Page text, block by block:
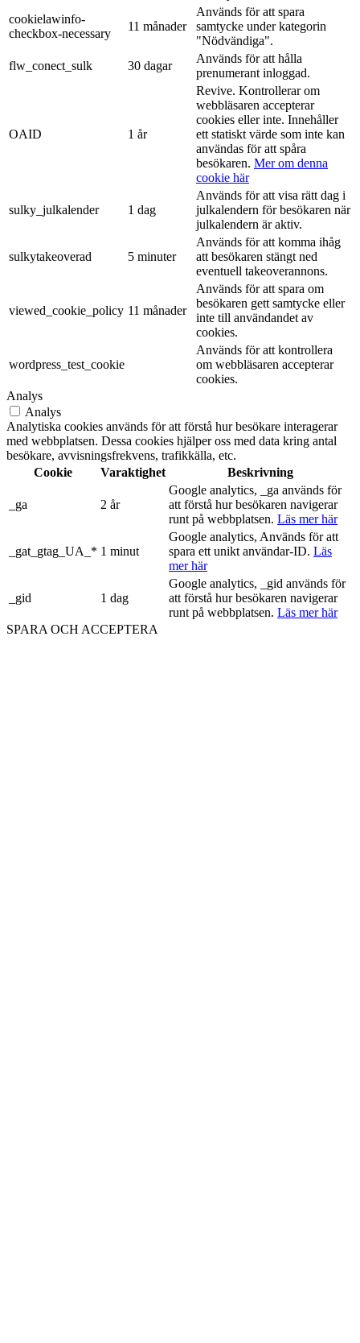
cookielawinfo-
checkbox-necessary
11 månader
Används för att spara
samtycke under kategorin
"Nödvändiga".
flw_conect_sulk
30 dagar
Används för att hålla
prenumerant inloggad.
OAID 1 år
Revive. Kontrollerar om
webbläsaren accepterar
cookies eller inte. Innehåller
ett statiskt värde som inte kan
användas för att spåra
besökaren. Mer om denna
cookie här
sulky_julkalender 1 dag
Används för att visa rätt dag i
julkalendern för besökaren när
julkalendern är aktiv.
sulkytakeoverad 5 minuter
Används för att komma ihåg
att besökaren stängt ned
eventuell takeoverannons.
viewed_cookie_policy 11 månader
Används för att spara om
besökaren gett samtycke eller
inte till användandet av
cookies.
wordpress_test_cookie
Används för att kontrollera
om webbläsaren accepterar
cookies.
Analys
Analys
Analytiska cookies används för att förstå hur besökare interagerar
med webbplatsen. Dessa cookies hjälper oss med data kring antal
besökare, avvisningsfrekvens, trafikkälla, etc.
Cookie
Varaktighet Beskrivning
_ga 2 år
Google analytics, _ga används för
att förstå hur besökaren navigerar
runt på webbplatsen. Läs mer här
_gat_gtag_UA_* 1 minut
Google analytics, Används för att
spara ett unikt användar-ID. Läs
mer här
_gid 1 dag
Google analytics, _gid används för
att förstå hur besökaren navigerar
runt på webbplatsen. Läs mer här
SPARA OCH ACCEPTERA